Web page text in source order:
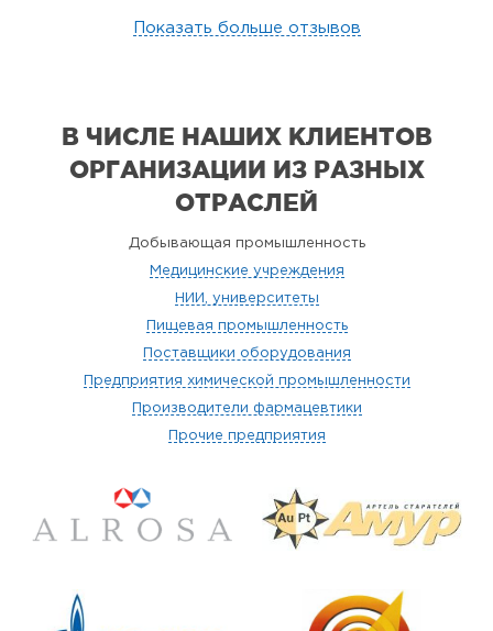
Показать больше отзывов
В ЧИСЛЕ НАШИХ КЛИЕНТОВ
ОРГАНИЗАЦИИ ИЗ РАЗНЫХ
ОТРАСЛЕЙ
Добывающая промышленность
Медицинские учреждения
НИИ, университеты
Пищевая промышленность
Поставщики оборудования
Предприятия химической промышленности
Производители фармацевтики
Прочие предприятия